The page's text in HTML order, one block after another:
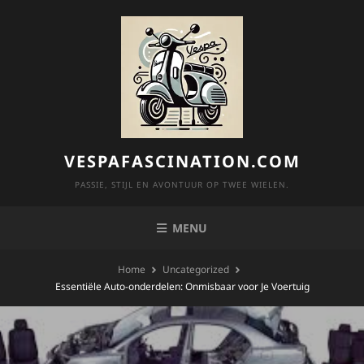
VESPAFASCINATION.COM
PASSIE, STIJL EN AVONTUUR OP TWEE WIELEN.
MENU
Home
Uncategorized
Essentiële Auto-onderdelen: Onmisbaar voor Je Voertuig